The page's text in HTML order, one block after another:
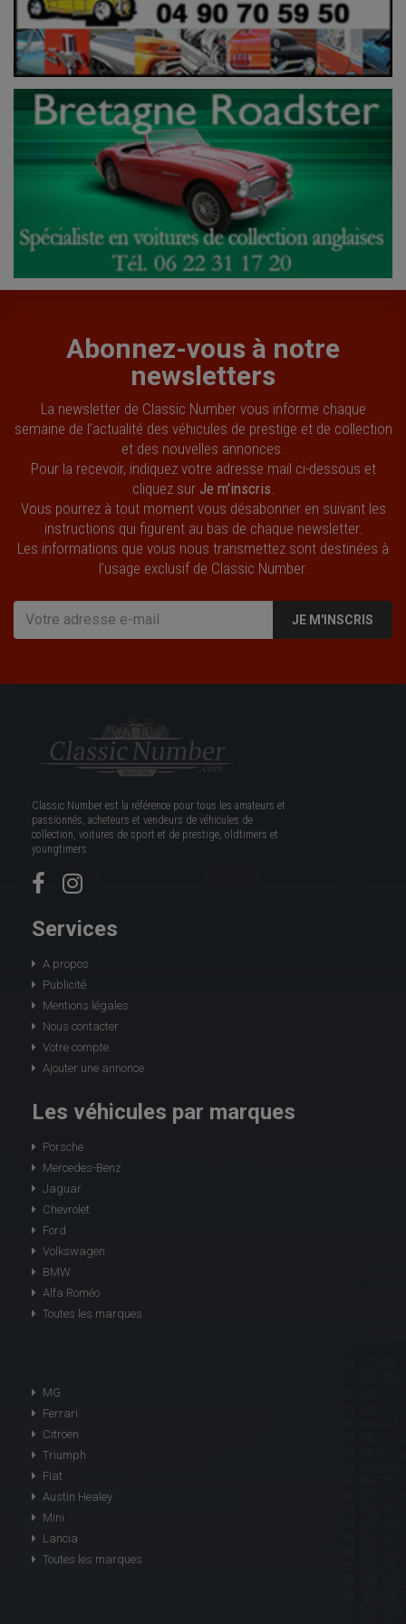
Abonnez-vous à notre
newsletters
La newsletter de Classic Number vous informe chaque
semaine de l’actualité des véhicules de prestige et de collection
et des nouvelles annonces.
Pour la recevoir, indiquez votre adresse mail ci-dessous et
cliquez sur Je m'inscris
Vous pourrez à tout moment vous désabonner en suivant les
instructions qui figurent au bas de chaque newsletter.
Les informations que vous nous transmettez sont destinées à
l’usage exclusif de Classic Number.
JE M'INSCRIS
Classic Number est la référence pour tous les amateurs et
passionnés, acheteurs et vendeurs de véhicules de
collection, voitures de sport et de prestige, oldtimers et
youngtimers.
Services
A propos
Publicité
Mentions légales
Nous contacter
Votre compte
Ajouter une annonce
Les véhicules par marques
Porsche
Mercedes-Benz
Jaguar
Chevrolet
Ford
Volkswagen
BMW
Alfa Roméo
Toutes les marques
MG
Ferrari
Citroen
Triumph
Fiat
Austin Healey
Mini
Lancia
Toutes les marques